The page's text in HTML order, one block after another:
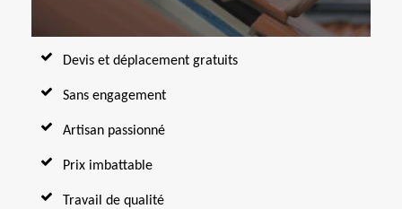
Devis et déplacement gratuits
Sans engagement
Artisan passionné
Prix imbattable
Travail de qualité